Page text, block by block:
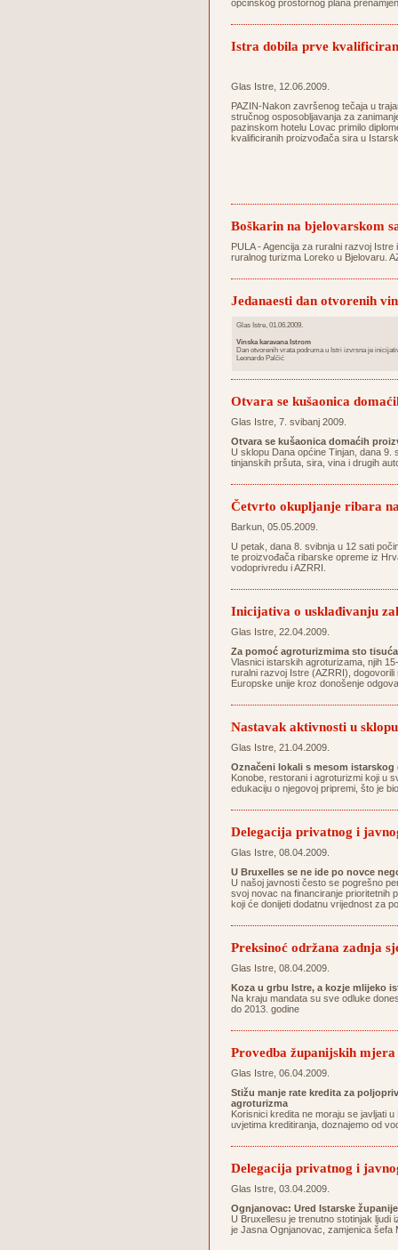
općinskog prostornog plana
Istra dobila prve
Glas Istre, 12.06.2009.
PAZIN-Nakon završenog tečaja u
stručnog osposobljavanja za
pazinskom hotelu Lovac primilo
kvalificiranih proizvođača sira u
Boškarin na bjelovarskom
PULA - Agencija za ruralni razvoj
ruralnog turizma Loreko u Bjelovaru.
Jedanaesti dan otvorenih
Glas Istre, 01.06.2009.
Vinska karavana Istrom
Dan otvorenih vrata podruma u Istri izvrsna je
Leonardo Palčić
Otvara se kušaonica
Glas Istre, 7. svibanj 2009.
Otvara se kušaonica domaćih
U sklopu Dana općine Tinjan, dana 9.
tinjanskih pršuta, sira, vina i drugih
Četvrto okupljanje ribara
Barkun, 05.05.2009.
U petak, dana 8. svibnja u 12 sati
te proizvođača ribarske opreme iz
vodoprivredu i AZRRI.
Inicijativa o usklađivanju
Glas Istre, 22.04.2009.
Za pomoć agroturizmima sto
Vlasnici istarskih agroturizama, njih
ruralni razvoj Istre (AZRRI),
Europske unije kroz donošenje
Nastavak aktivnosti u
Glas Istre, 21.04.2009.
Označeni lokali s mesom istarskog
Konobe, restorani i agroturizmi koji u
edukaciju o njegovoj pripremi, što je
Delegacija privatnog i
Glas Istre, 08.04.2009.
U Bruxelles se ne ide po novce
U našoj javnosti često se pogrešno
svoj novac na financiranje prioritetnih
koji će donijeti dodatnu vrijednost za
Preksinoć održana zadnja
Glas Istre, 08.04.2009.
Koza u grbu Istre, a kozje mlijeko
Na kraju mandata su sve odluke
do 2013. godine
Provedba županijskih
Glas Istre, 06.04.2009.
Stižu manje rate kredita za
agroturizma
Korisnici kredita ne moraju se javljati
uvjetima kreditiranja, doznajemo od
Delegacija privatnog i
Glas Istre, 03.04.2009.
Ognjanovac: Ured Istarske
U Bruxellesu je trenutno stotinjak ljudi
je Jasna Ognjanovac, zamjenica šefa